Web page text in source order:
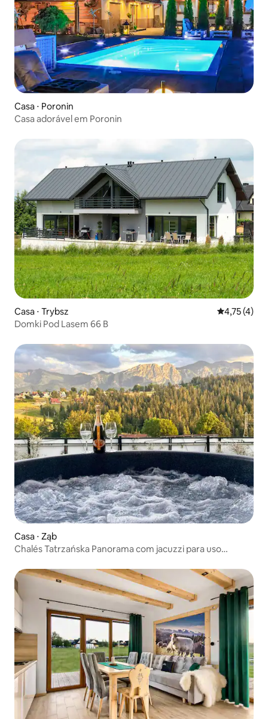
Casa ⋅ Poronin
Casa adorável em Poronin
Casa ⋅ Trybsz 4,75 de
4,75 (4)
Domki Pod Lasem 66 B
Casa ⋅ Ząb
Chalés Tatrzańska Panorama com jacuzzi para uso